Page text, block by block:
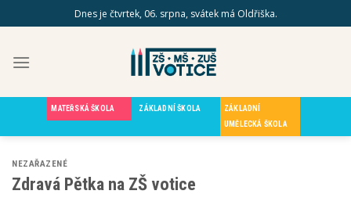
to
Dnes je čtvrtek, 06. srpna, svátek má Oldřiška.
MATEŘSKÁ ŠKOLA ZÁKLADNÍ ŠKOLA
ZÁKLADNÍ
UMĚLECKÁ ŠKOLA
NEZAŘAZENÉ
Zdravá Pětka na ZŠ votice